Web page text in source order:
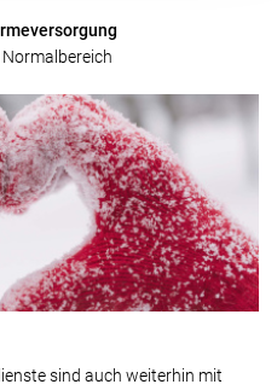
sind auch weiterhin mit